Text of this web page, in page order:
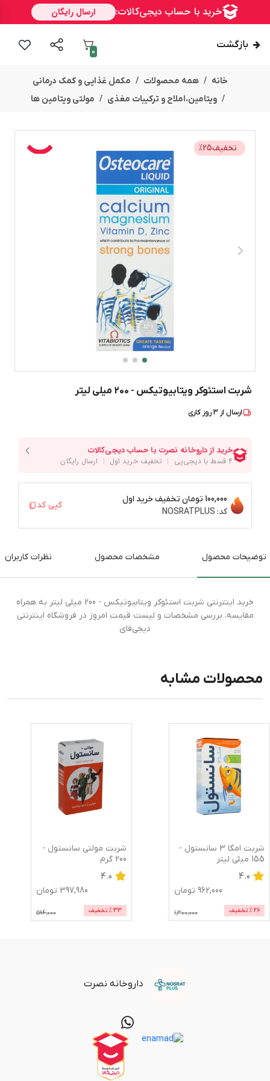
بازگشت
0
خانه همه محصولات
مکمل غذایی و کمک درمانی
ویتامین،املاح و ترکیبات مغذی
مولتی ویتامین ها
تخفیف %25
شربت استئوکر ویتابیوتیکس - 200 میلی لیتر
ارسال از 3روز کاری
100,000 تومان
تخفیف خرید اول
کد: NOSRATPLUS
کپی کد
توضیحات محصول مشخصات محصول نظرات کاربران
خرید اینترنتی شربت استئوکر ویتابیوتیکس - 200 میلی لیتر به همراه
مقایسه، بررسی مشخصات و لیست قیمت امروز در فروشگاه اینترنتی
دیجی‌فای
محصولات مشابه
شربت امگا 3 سانستول -
155 میلی لیتر
4.0
962,000 تومان
26 % تخفیف 1,300,000
شربت مولتی سانستول -
200 گرم
4.0
397,980 تومان
33 % تخفیف 594,000
داروخانه نصرت